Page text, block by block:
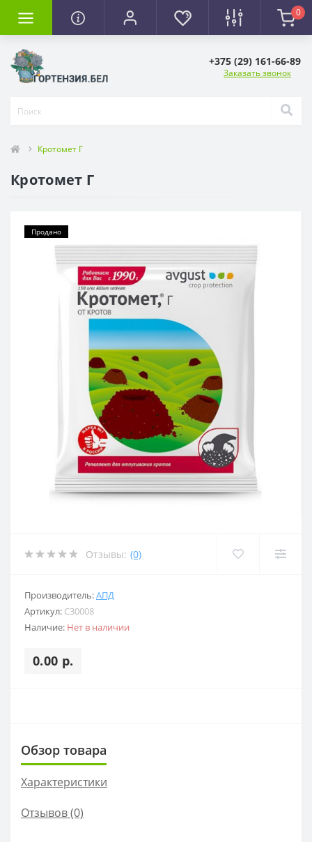
0
+375 (29) 161-66-89
Заказать звонок
Кротомет Г
Кротомет Г
Продано
Отзывы: (0)
Производитель:АПД
Артикул: C30008
Наличие: Нет в наличии
0.00 р.
Обзор товара
Характеристики
Отзывов (0)